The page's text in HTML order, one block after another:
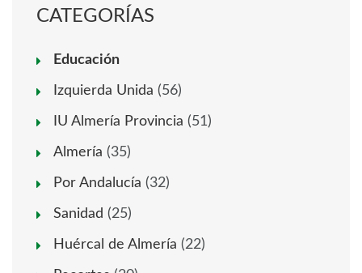
CATEGORÍAS
Educación
Izquierda Unida (56)
IU Almería Provincia (51)
Almería (35)
Por Andalucía (32)
Sanidad (25)
Huércal de Almería (22)